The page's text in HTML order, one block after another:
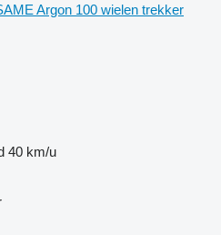
Argon 100 wielen trekker
40 km/u